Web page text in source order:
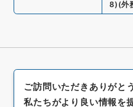
8) (外
ご訪問いただきありがと
私たちがより良い情報を